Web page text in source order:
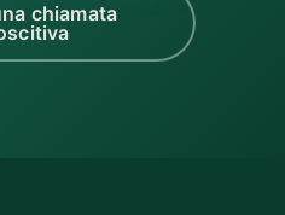
chiamata